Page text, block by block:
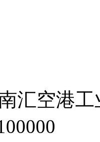
汇空港